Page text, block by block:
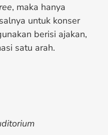
, maka hanya
untuk konser
berisi ajakan,
satu arah.